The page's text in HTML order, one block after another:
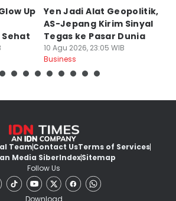
Up
Yen Jadi Alat Geopolitik,
AS-Jepang Kirim Sinyal
Tegas ke Pasar Dunia
10 Agu 2026, 23:05 WIB
Business
TeamContact UsTerms of Services
Media SiberIndexSitemap
Follow Us
Download